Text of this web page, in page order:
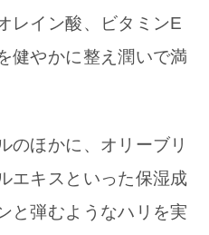
レイン酸、ビタミンE
健やかに整え潤いで満
のほかに、オリーブリ
エキスといった保湿成
と弾むようなハリを実